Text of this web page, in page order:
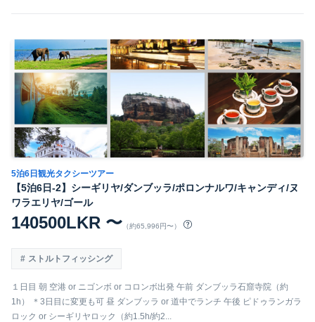
5泊6日観光タクシーツアー
【5泊6日-2】シーギリヤ/ダンブッラ/ポロンナルワ/キャンディ/ヌ
ワラエリヤ/ゴール
140500LKR 〜 （約65,996円〜）
ストルトフィッシング
１日目 朝 空港 or ニゴンボ or コロンボ出発 午前 ダンブッラ石窟寺院（約
1h） ＊3日目に変更も可 昼 ダンブッラ or 道中でランチ 午後 ピドゥランガラ
ロック or シーギリヤロック（約1.5h/約2...